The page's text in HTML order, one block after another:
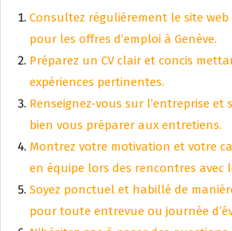
Consultez régulièrement le site web
pour les offres d’emploi à Genève.
Préparez un CV clair et concis
expériences pertinentes.
Renseignez-vous sur l’entreprise et
bien vous préparer aux entretiens.
Montrez votre motivation et votre
en équipe lors des rencontres avec
Soyez ponctuel et habillé de
pour toute entrevue ou journée